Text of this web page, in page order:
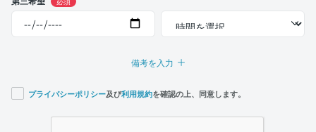
備考を入力
プライバシーポリシー及び利用規約を確認の上、同意します。